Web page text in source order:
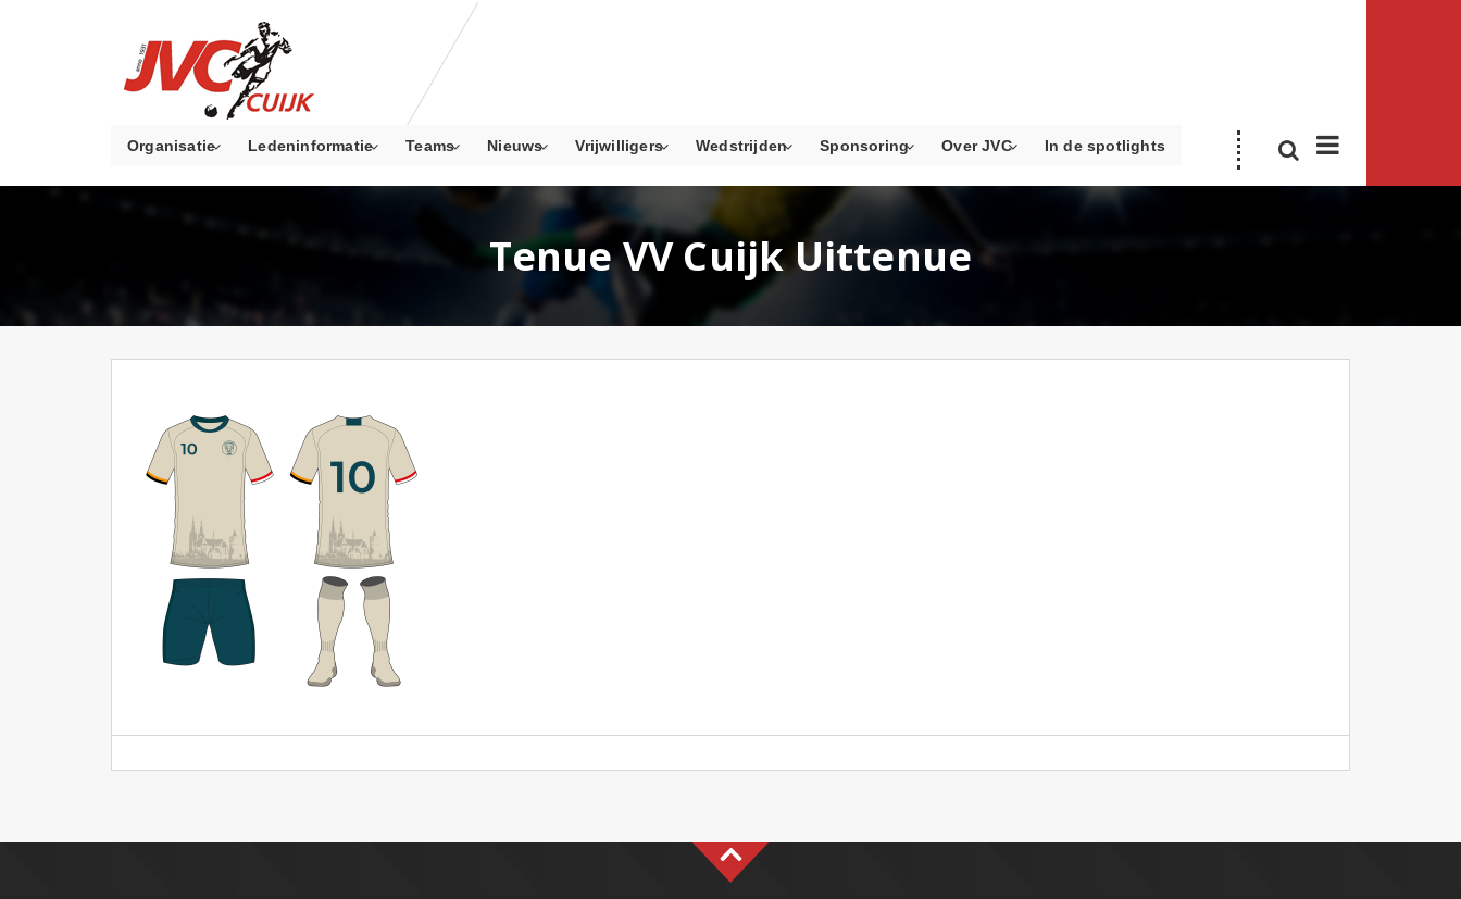
Organisatie Ledeninformatie Teams Nieuws Vrijwilligers Wedstrijden Sponsoring Over JVC In de spotlights
Tenue VV Cuijk Uittenue